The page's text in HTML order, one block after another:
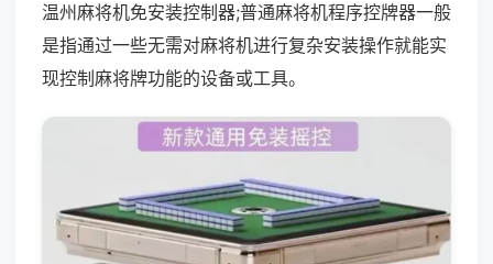
温州麻将机免安装控制器;普通麻将机程序控牌器一般
是指通过一些无需对麻将机进行复杂安装操作就能实
现控制麻将牌功能的设备或工具。